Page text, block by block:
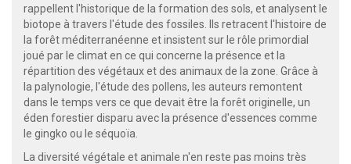
rappellent l'historique de la formation des sols, et analysent le
biotope à travers l'étude des fossiles. Ils retracent l'histoire de
la forêt méditerranéenne et insistent sur le rôle primordial
joué par le climat en ce qui concerne la présence et la
répartition des végétaux et des animaux de la zone. Grâce à
la palynologie, l'étude des pollens, les auteurs remontent
dans le temps vers ce que devait être la forêt originelle, un
éden forestier disparu avec la présence d'essences comme
le gingko ou le séquoïa.
La diversité végétale et animale n'en reste pas moins très